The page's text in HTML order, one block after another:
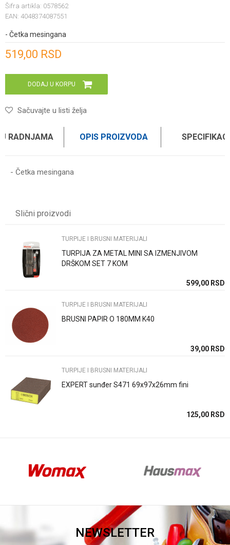
Šifra artikla: 0578562
EAN: 4048374087551
- Četka mesingana
519,00 RSD
DODAJ U KORPU
Sačuvajte u listi želja
RADNJAMA OPIS PROIZVODA
- Četka mesingana
Poruka
Anti-spam zaštita - izračunajte koliko je 4 + 1 :
POŠALJI
Slični proizvodi
TURPIJE I BRUSNI MATERIJALI
TURPIJA ZA METAL MINI SA IZMENJIVOM
DRŠKOM SET 7 KOM
599,00 RSD
TURPIJE I BRUSNI MATERIJALI
BRUSNI PAPIR O 180MM K40
39,00 RSD
TURPIJE I BRUSNI MATERIJALI
EXPERT sunđer S471 69x97x26mm fini
125,00 RSD
NEWSLETTER